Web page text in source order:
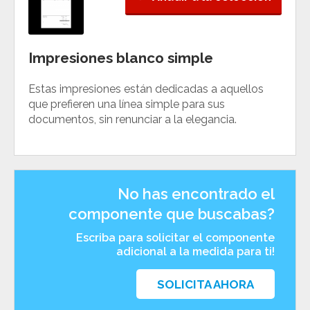
Impresiones blanco simple
Estas impresiones están dedicadas a aquellos
que prefieren una línea simple para sus
documentos, sin renunciar a la elegancia.
No has encontrado el
componente que buscabas?
Escriba para solicitar el componente
adicional a la medida para ti!
SOLICITA AHORA